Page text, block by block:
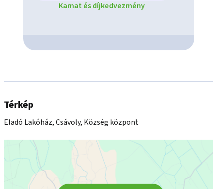
Kamat és díjkedvezmény
Térkép
Eladó Lakóház, Csávoly, Község központ